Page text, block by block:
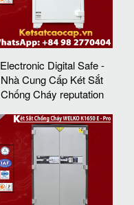
Electronic Digital Safe -
Nhà Cung Cấp Két Sắt
Chống Cháy reputation